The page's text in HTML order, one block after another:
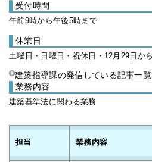
受付時間
午前9時から午後5時まで
休業日
土曜日・日曜日・祝休日・12月29日か
建築指導課の発信している記事一覧
業務内容
建築基準法に関わる業務
担当 業務内容